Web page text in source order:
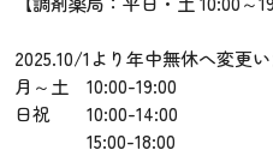
2025.10/1より年中無休へ変更い
月～土 10:00-19:00
日祝 10:00-14:00
15:00-18:00